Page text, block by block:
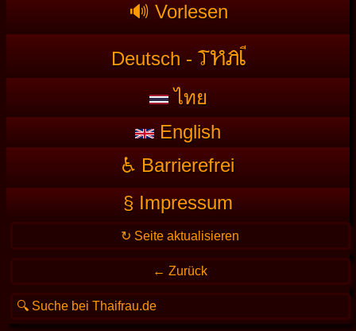
🔊 Vorlesen
Deutsch - THAI
ไทย
English
♿ Barrierefrei
§ Impressum